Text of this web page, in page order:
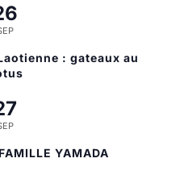
: gateaux au
YAMADA